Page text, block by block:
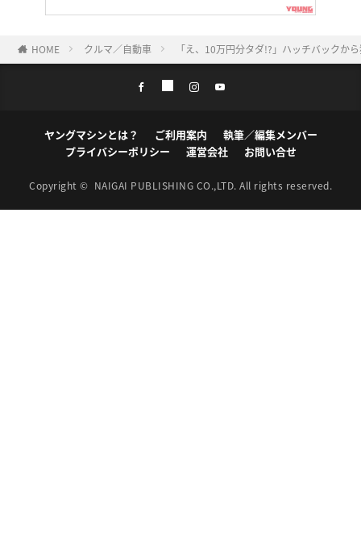
HOME クルマ／自動車 「え、10万円分タダ!?」ハッチバックか
ヤングマシンとは？ ご利用案内
執筆／編集メンバー
プライバシーポリシー
運営会社 お問い合せ
Copyright © NAIGAI PUBLISHING CO.,LTD. All rights reserved.